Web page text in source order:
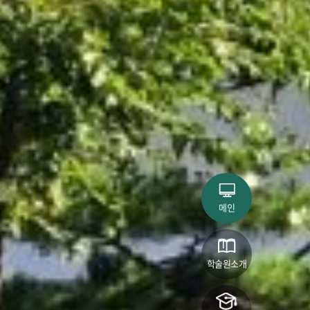
메인
학술원소개